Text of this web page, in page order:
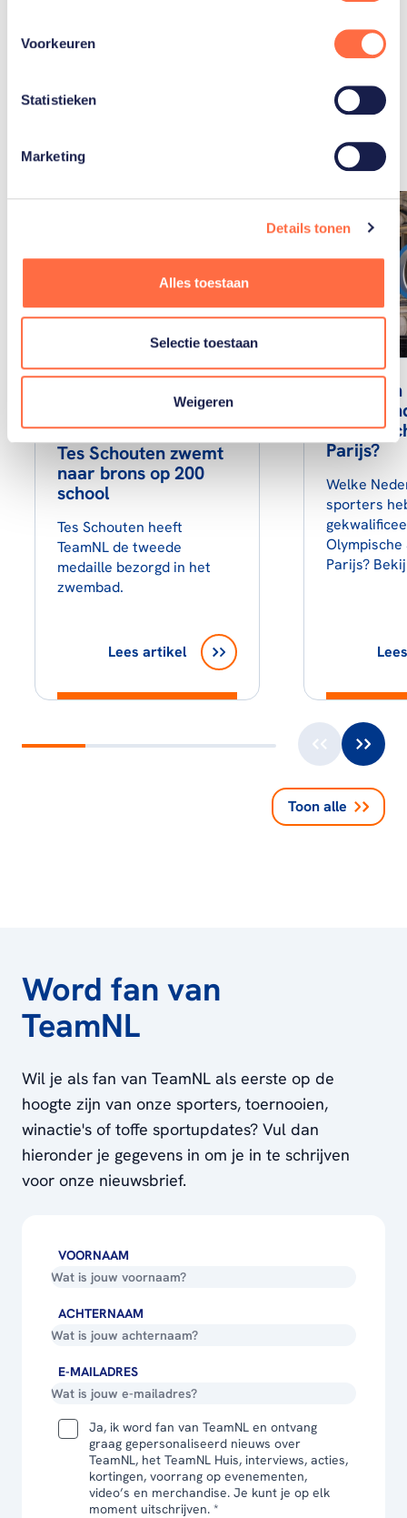
Voorkeuren
Statistieken
Marketing
Details tonen
Alles toestaan
Selectie toestaan
Weigeren
Gerelateerde
Tes Schouten zwemt
naar brons op 200
school
Tes Schouten heeft
TeamNL de tweede
medaille bezorgd in het
zwembad.
Lees artikel
Wie
Parijs?
Welke
sporters
Olympische
Parijs?
Toon alle
Word fan van
TeamNL
Wil je als fan van TeamNL als eerste op de
hoogte zijn van onze sporters, toernooien,
winactie's of toffe sportupdates? Vul dan
hieronder je gegevens in om je in te schrijven
voor onze nieuwsbrief.
VOORNAAM
ACHTERNAAM
E-MAILADRES
Ja, ik word fan van TeamNL en ontvang
graag gepersonaliseerd nieuws over
TeamNL, het TeamNL Huis, interviews, acties,
kortingen, voorrang op evenementen,
video’s en merchandise. Je kunt je op elk
moment uitschrijven. *